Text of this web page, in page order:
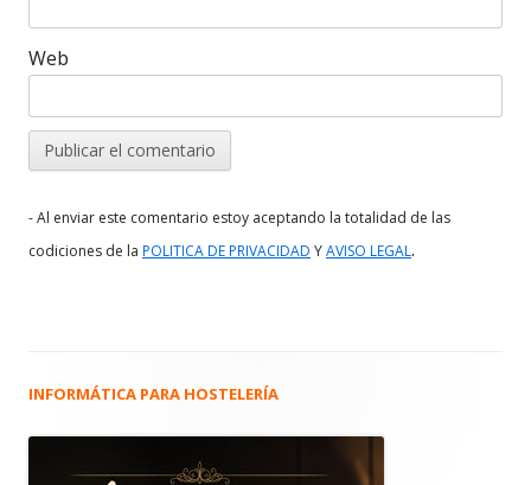
Web
- Al enviar este comentario estoy aceptando la totalidad de las
codiciones de la POLITICA DE PRIVACIDAD YAVISO LEGAL.
Barra
INFORMÁTICA PARA HOSTELERÍA